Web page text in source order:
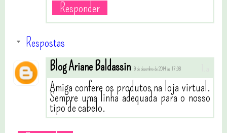
Responder
Respostas
Blog Ariane Baldassin 9 de dezembro de 2014 às 17:08
Amiga confere os produtos na loja virtual.
Sempre uma linha adequada para o nosso
tipo de cabelo.